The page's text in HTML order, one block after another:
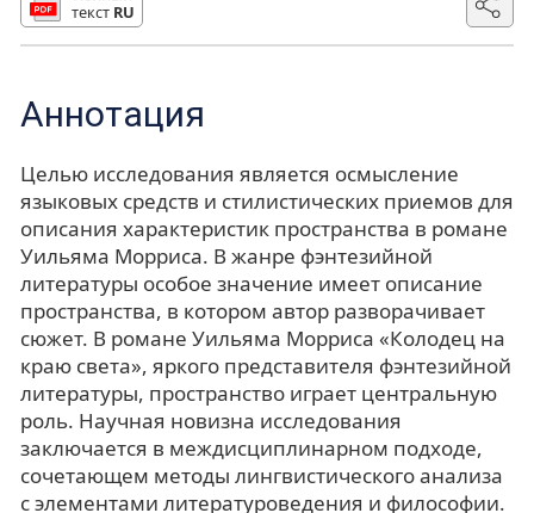
текст RU
Аннотация
Целью исследования является осмысление
языковых средств и стилистических приемов для
описания характеристик пространства в романе
Уильяма Морриса. В жанре фэнтезийной
литературы особое значение имеет описание
пространства, в котором автор разворачивает
сюжет. В романе Уильяма Морриса «Колодец на
краю света», яркого представителя фэнтезийной
литературы, пространство играет центральную
роль. Научная новизна исследования
заключается в междисциплинарном подходе,
сочетающем методы лингвистического анализа
с элементами литературоведения и философии.